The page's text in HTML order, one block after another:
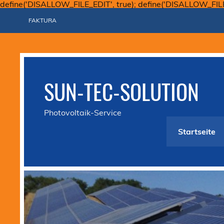
define('DISALLOW_FILE_EDIT', true);
FAKTURA
SUN-TEC-SOLUTION
Photovoltaik-Service
Startseite